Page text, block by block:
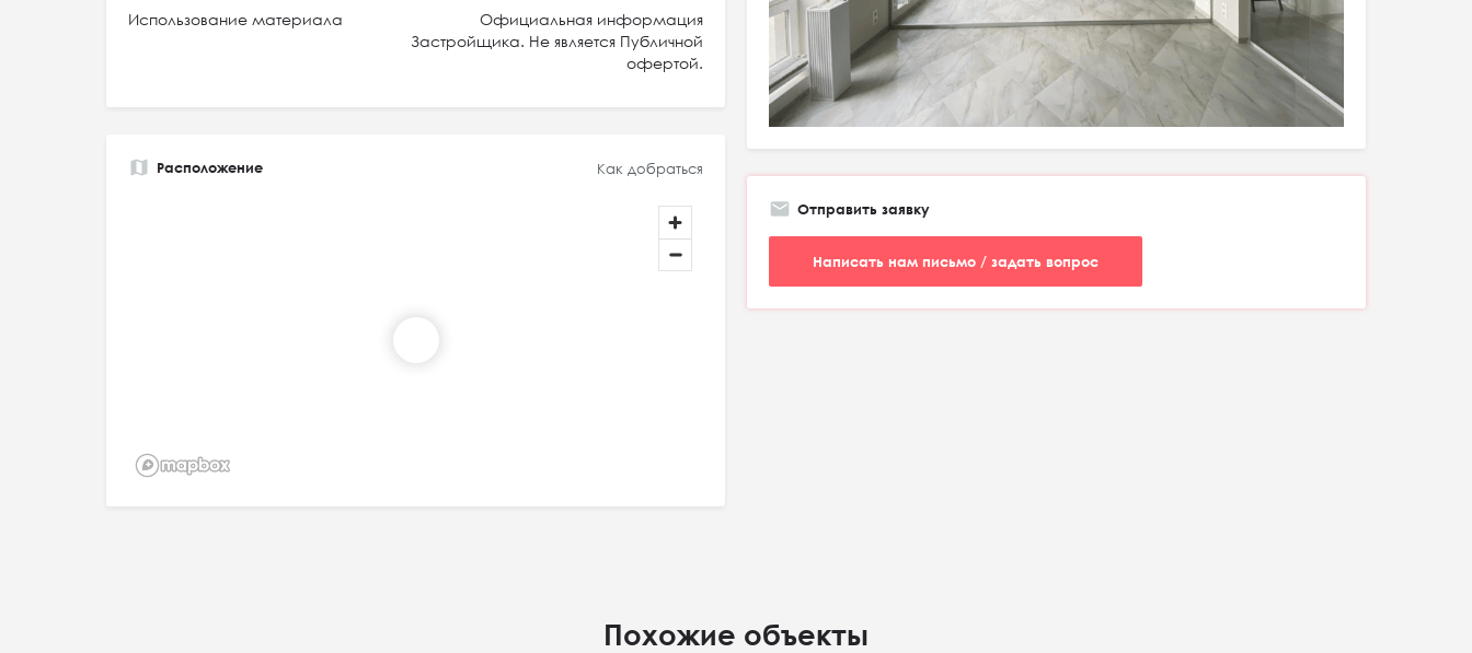
Использование материала
Официальная информация
Застройщика. Не является Публичной
офертой.
Расположение Как добраться
Отправить заявку
Написать нам письмо / задать вопрос
Похожие объекты